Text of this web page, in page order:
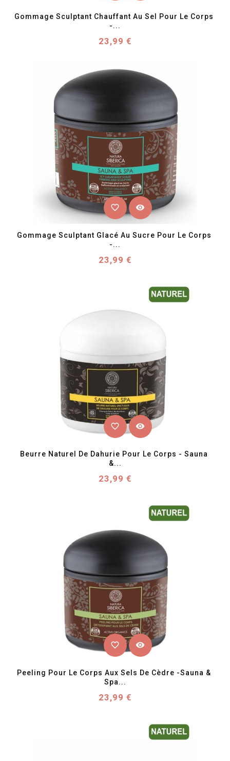
Gommage Sculptant Chauffant Au Sel Pour Le Corps
-...
Prix
23,99 €
favorite_border visibility
Gommage Sculptant Glacé Au Sucre Pour Le Corps
-...
Prix
23,99 €
favorite_border visibility
Beurre Naturel De Dahurie Pour Le Corps - Sauna
&...
Prix
23,99 €
favorite_border visibility
Peeling Pour Le Corps Aux Sels De Cèdre -Sauna &
Spa...
Prix
23,99 €